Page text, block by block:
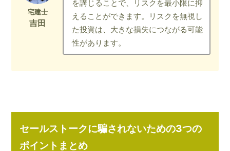
を講じることで、リスクを最小限に抑
えることができます。リスクを無視し
た投資は、大きな損失につながる可能
性があります。
セールストークに騙されないための3つの
ポイントまとめ